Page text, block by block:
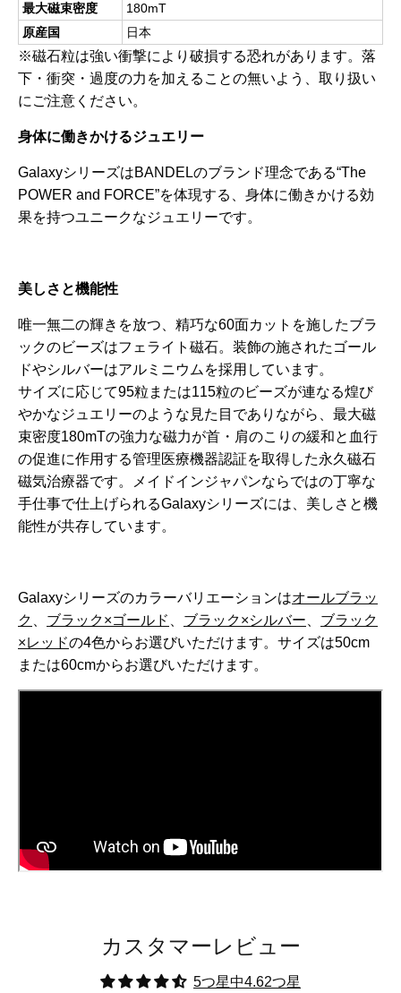
最大磁束密度
180mT
原産国
日本
※磁石粒は強い衝撃により破損する恐れがあります。落
下・衝突・過度の力を加えることの無いよう、取り扱い
にご注意ください。
身体に働きかけるジュエリー
GalaxyシリーズはBANDELのブランド理念である“The
POWER and FORCE”を体現する、身体に働きかける効
果を持つユニークなジュエリーです。
美しさと機能性
唯一無二の輝きを放つ、精巧な60面カットを施したブラ
ックのビーズはフェライト磁石。装飾の施されたゴール
ドやシルバーはアルミニウムを採用しています。
サイズに応じて95粒または115粒のビーズが連なる煌び
やかなジュエリーのような見た目でありながら、最大磁
束密度180mTの強力な磁力が首・肩のこりの緩和と血行
の促進に作用する管理医療機器認証を取得した永久磁石
磁気治療器です。メイドインジャパンならではの丁寧な
手仕事で仕上げられるGalaxyシリーズには、美しさと機
能性が共存しています。
Galaxyシリーズのカラーバリエーションはオールブラッ
ク
ブラック×ゴールド ブラック×シルバー
ブラック
×レッドの4色からお選びいただけます。サイズは50cm
または60cmからお選びいただけます。
カスタマーレビュー
5つ星中4.62つ星